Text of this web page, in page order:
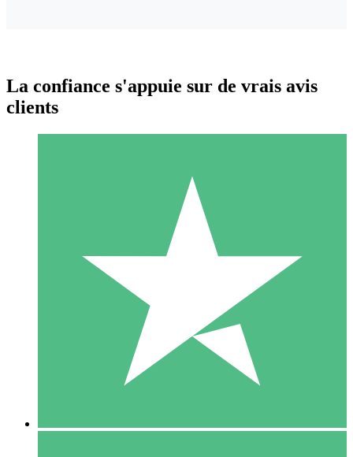
Packs de Crédits Individuels
Payez à l'utilisation avec des crédits de téléchargement. Sans
1 Téléchargement
10 00
La confiance s'appuie sur de vrais avis
clients